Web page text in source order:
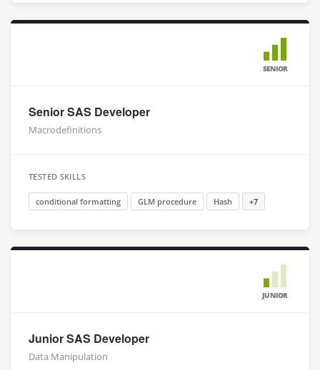
SENIOR
Senior SAS Developer
Macrodefinitions
TESTED SKILLS
conditional formatting GLM procedure Hash +7
JUNIOR
Junior SAS Developer
Data Manipulation